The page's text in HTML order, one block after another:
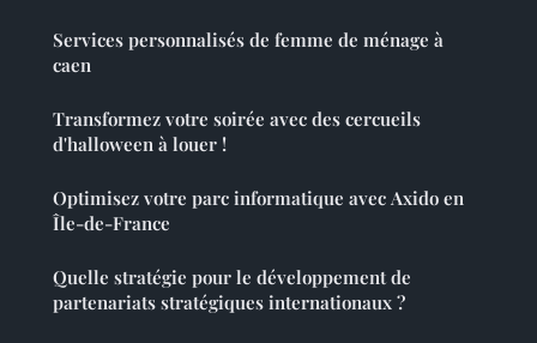
Services personnalisés de femme de ménage à
caen
Transformez votre soirée avec des cercueils
d'halloween à louer !
Optimisez votre parc informatique avec Axido en
Île-de-France
Quelle stratégie pour le développement de
partenariats stratégiques internationaux ?